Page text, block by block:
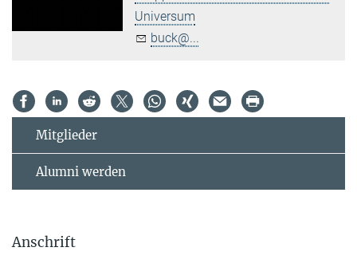
Universum
buck@...
Mitglieder
Alumni werden
Anschrift